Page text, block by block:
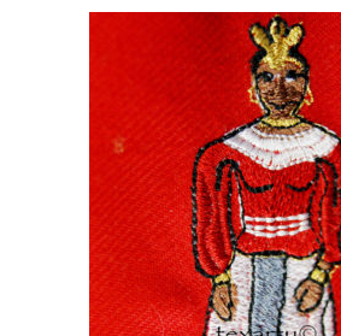
20,00€
AÑADIR AL CARRITO